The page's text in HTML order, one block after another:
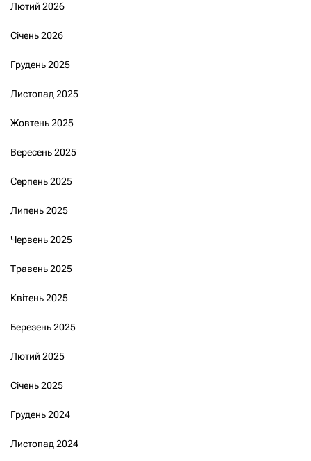
Лютий 2026
Січень 2026
Грудень 2025
Листопад 2025
Жовтень 2025
Вересень 2025
Серпень 2025
Липень 2025
Червень 2025
Травень 2025
Квітень 2025
Березень 2025
Лютий 2025
Січень 2025
Грудень 2024
Листопад 2024